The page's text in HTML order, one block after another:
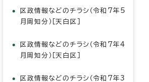
区政情報などのチラシ（令和7年5
月周知分）［天白区］
区政情報などのチラシ（令和7年4
月周知分）［天白区］
区政情報などのチラシ（令和7年3